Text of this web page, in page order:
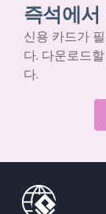
즉석에서
신용 카드가
다. 다운로드
다.